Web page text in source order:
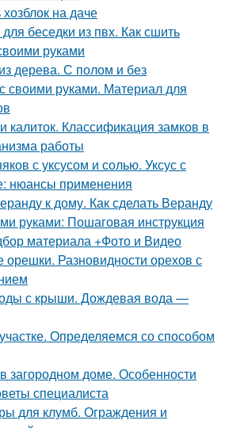
на даче
беседки из пвх. Как сшить
руками
дерева. С полом и без
своими руками. Материал для
калиток. Классификация замков в
работы
с уксусом и солью. Уксус с
нюансы применения
к дому. Как сделать Веранду
руками: Пошаговая инструкция
материала +Фото и Видео
Разновидности орехов с
с крыши. Дождевая вода —
Определяемся со способом
загородном доме. Особенности
специалиста
для клумб. Ограждения и